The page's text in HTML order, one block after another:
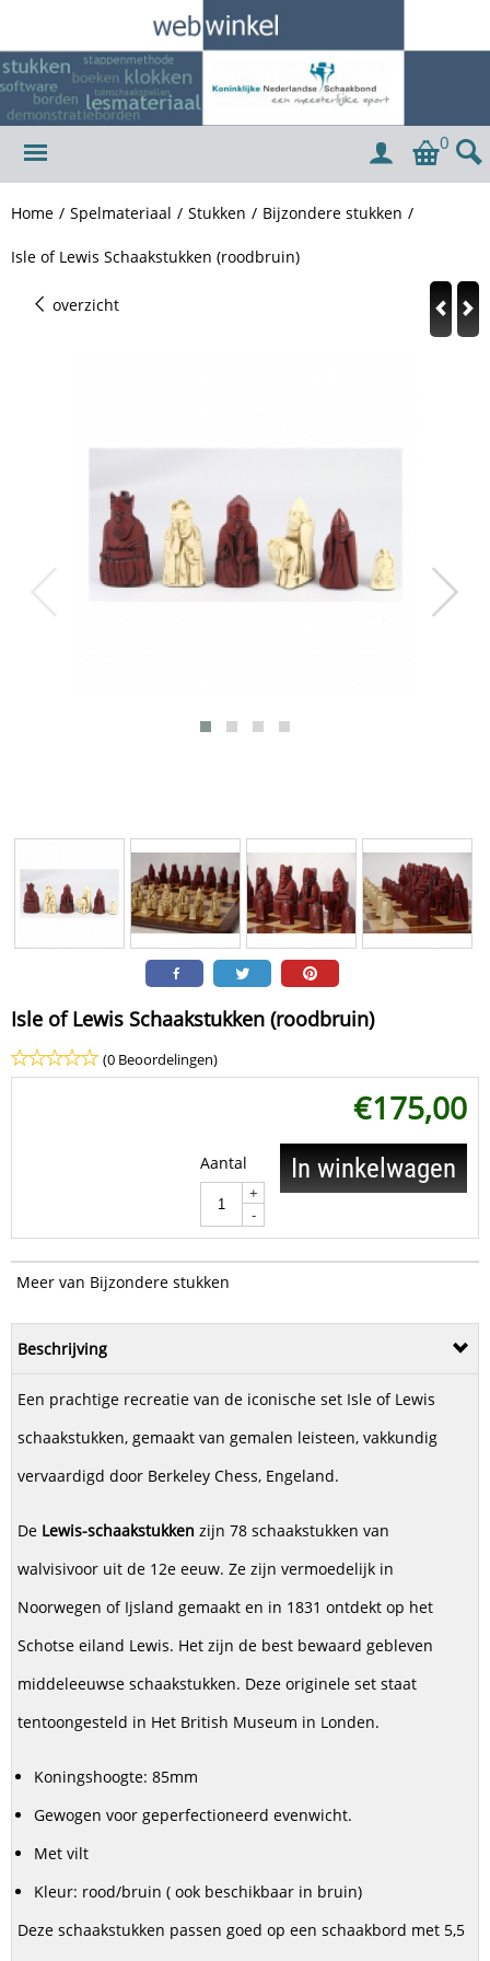
0
Home / Spelmateriaal / Stukken / Bijzondere stukken /
Isle of Lewis Schaakstukken (roodbruin)
overzicht
Isle of Lewis Schaakstukken (roodbruin)
(0 Beoordelingen)
€175,00
Aantal
+
-
In winkelwagen
Meer van Bijzondere stukken
Beschrijving
Een prachtige recreatie van de iconische set Isle of Lewis
schaakstukken, gemaakt van gemalen leisteen, vakkundig
vervaardigd door Berkeley Chess, Engeland.
De Lewis-schaakstukken zijn 78 schaakstukken van
walvisivoor uit de 12e eeuw. Ze zijn vermoedelijk in
Noorwegen of Ijsland gemaakt en in 1831 ontdekt op het
Schotse eiland Lewis. Het zijn de best bewaard gebleven
middeleeuwse schaakstukken. Deze originele set staat
tentoongesteld in Het British Museum in Londen.
Koningshoogte: 85mm
Gewogen voor geperfectioneerd evenwicht.
Met vilt
Kleur: rood/bruin ( ook beschikbaar in bruin)
Deze schaakstukken passen goed op een schaakbord met 5,5